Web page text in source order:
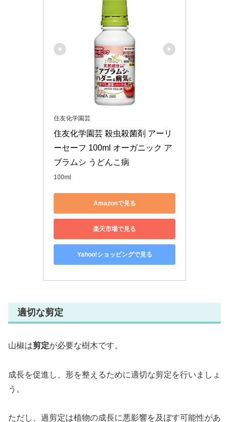
住友化学園芸
住友化学園芸 殺虫殺菌剤 アーリ
ーセーフ 100ml オーガニック ア
ブラムシ うどんこ病
100ml
Amazonで見る
楽天市場で見る
Yahoo!ショッピングで見る
適切な剪定
山椒は剪定が必要な樹木です。
成長を促進し、形を整えるために適切な剪定を行いましょ
う。
ただし、過剪定は植物の成長に悪影響を及ぼす可能性があ